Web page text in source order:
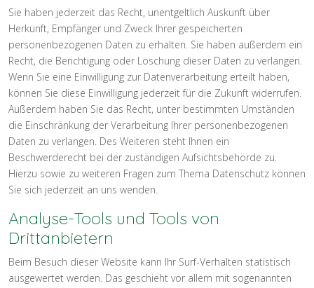
Sie haben jederzeit das Recht, unentgeltlich Auskunft über
Herkunft, Empfänger und Zweck Ihrer gespeicherten
personenbezogenen Daten zu erhalten. Sie haben außerdem ein
Recht, die Berichtigung oder Löschung dieser Daten zu verlangen.
Wenn Sie eine Einwilligung zur Datenverarbeitung erteilt haben,
können Sie diese Einwilligung jederzeit für die Zukunft widerrufen.
Außerdem haben Sie das Recht, unter bestimmten Umständen
die Einschränkung der Verarbeitung Ihrer personenbezogenen
Daten zu verlangen. Des Weiteren steht Ihnen ein
Beschwerderecht bei der zuständigen Aufsichtsbehörde zu.
Hierzu sowie zu weiteren Fragen zum Thema Datenschutz können
Sie sich jederzeit an uns wenden.
Analyse-Tools und Tools von
Drittanbietern
Beim Besuch dieser Website kann Ihr Surf-Verhalten statistisch
ausgewertet werden. Das geschieht vor allem mit sogenannten